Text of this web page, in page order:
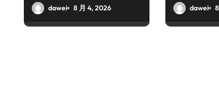
dawei 8 月 4, 2026 dawei